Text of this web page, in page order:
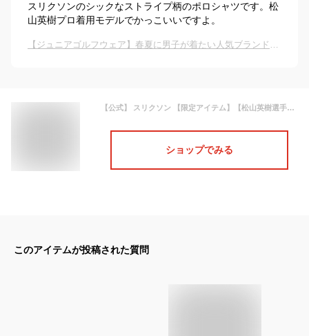
スリクソンのシックなストライプ柄のポロシャツです。松
山英樹プロ着用モデルでかっこいいですよ。
【ジュニアゴルフウェア】春夏に男子が着たい人気ブランドの半袖ウェアは？
【公式】 スリクソン 【限定アイテム】【松山英樹選手着用モデル ジュニア別注】 プロモデルシャツ メンズ ジュニア キッズ ウェア シャツ ポロシャツ ゴルフ ゴルフシャツ ゴルフウェア スポーツ RGMRJA22JR 2022年春夏モデル
ショップでみる
このアイテムが投稿された質問